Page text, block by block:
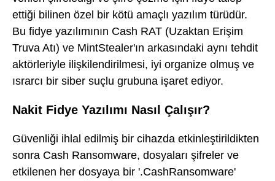
ettiği bilinen özel bir kötü amaçlı yazılım türüdür.
Bu fidye yazılımının Cash RAT (Uzaktan Erişim
Truva Atı) ve MintStealer'ın arkasındaki aynı tehdit
aktörleriyle ilişkilendirilmesi, iyi organize olmuş ve
ısrarcı bir siber suçlu grubuna işaret ediyor.
Nakit Fidye Yazılımı Nasıl Çalışır?
Güvenliği ihlal edilmiş bir cihazda etkinleştirildikten
sonra Cash Ransomware, dosyaları şifreler ve
etkilenen her dosyaya bir '.CashRansomware'